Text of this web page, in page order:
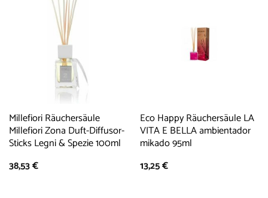
Millefiori Räuchersäule
Millefiori Zona Duft-Diffusor-
Sticks Legni & Spezie 100ml
38,53€
Eco Happy Räuchersäule LA
VITA E BELLA ambientador
mikado 95ml
13,25€